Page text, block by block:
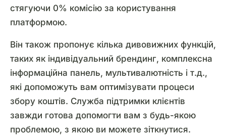
стягуючи 0% комісію за користування
платформою.
Він також пропонує кілька дивовижних функцій,
таких як індивідуальний брендинг, комплексна
інформаційна панель, мультивалютність і т.д.,
які допоможуть вам оптимізувати процеси
збору коштів. Служба підтримки клієнтів
завжди готова допомогти вам з будь-якою
проблемою, з якою ви можете зіткнутися.